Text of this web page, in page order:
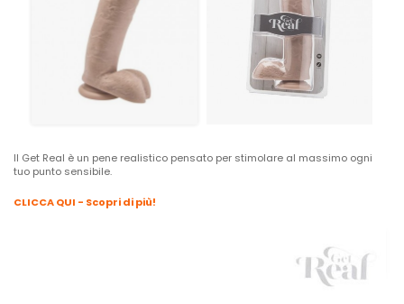
Il Get Real è un pene realistico pensato per stimolare al massimo ogni
tuo punto sensibile.
CLICCA QUI - Scopri di più!